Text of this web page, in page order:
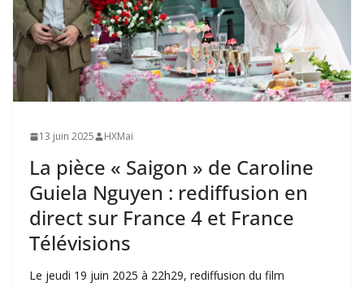
13 juin 2025 HXMai
La pièce « Saigon » de Caroline
Guiela Nguyen : rediffusion en
direct sur France 4 et France
Télévisions
Le jeudi 19 juin 2025 à 22h29, rediffusion du film